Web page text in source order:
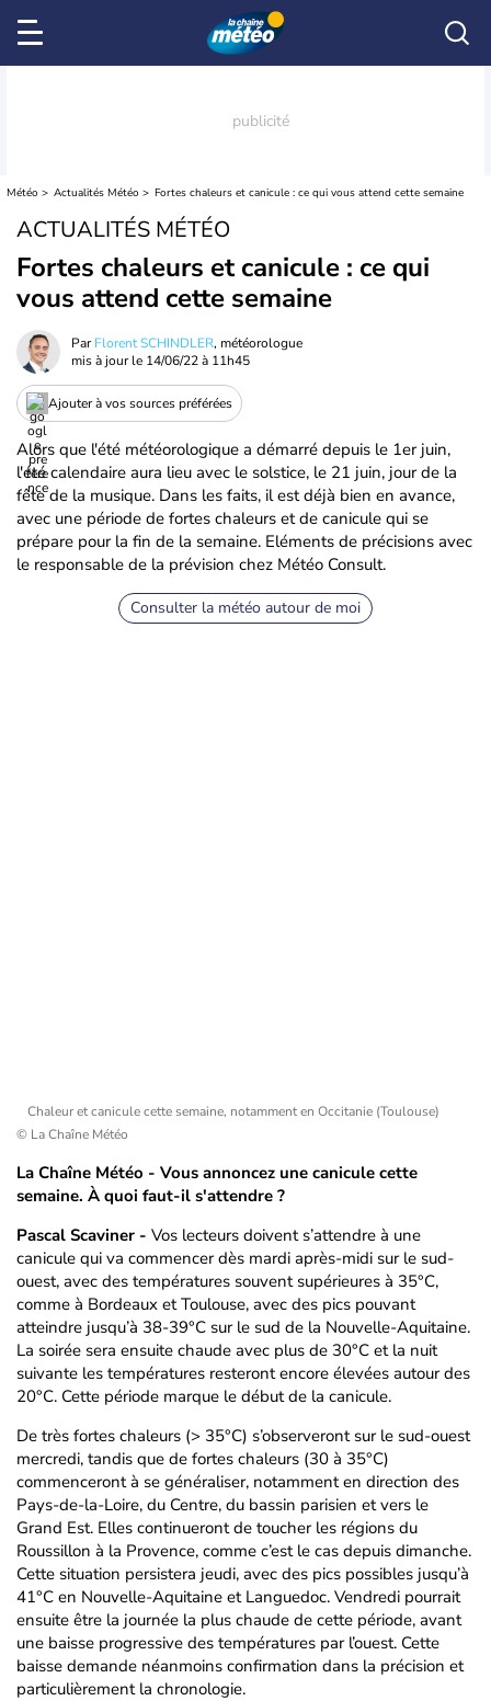
Météo Actualités Météo Fortes chaleurs et canicule : ce qui vous attend cette semaine
ACTUALITÉS MÉTÉO
Fortes chaleurs et canicule : ce qui
vous attend cette semaine
ParFlorent SCHINDLER, météorologue
mis à jour le 14/06/22 à 11h45
Ajouter à vos sources préférées
Alors que l'été météorologique a démarré depuis le 1er juin,
l'été calendaire aura lieu avec le solstice, le 21 juin, jour de la
fête de la musique. Dans les faits, il est déjà bien en avance,
avec une période de fortes chaleurs et de canicule qui se
prépare pour la fin de la semaine. Eléments de précisions avec
le responsable de la prévision chez Météo Consult.
Consulter la météo autour de moi
Chaleur et canicule cette semaine, notamment en Occitanie (Toulouse)
© La Chaîne Météo
La Chaîne Météo - Vous annoncez une canicule cette
semaine. À quoi faut-il s'attendre ?
Pascal Scaviner - Vos lecteurs doivent s’attendre à une
canicule qui va commencer dès mardi après-midi sur le sud-
ouest, avec des températures souvent supérieures à 35°C,
comme à Bordeaux et Toulouse, avec des pics pouvant
atteindre jusqu’à 38-39°C sur le sud de la Nouvelle-Aquitaine.
La soirée sera ensuite chaude avec plus de 30°C et la nuit
suivante les températures resteront encore élevées autour des
20°C. Cette période marque le début de la canicule.
De très fortes chaleurs (> 35°C) s’observeront sur le sud-ouest
mercredi, tandis que de fortes chaleurs (30 à 35°C)
commenceront à se généraliser, notamment en direction des
Pays-de-la-Loire, du Centre, du bassin parisien et vers le
Grand Est. Elles continueront de toucher les régions du
Roussillon à la Provence, comme c’est le cas depuis dimanche.
Cette situation persistera jeudi, avec des pics possibles jusqu’à
41°C en Nouvelle-Aquitaine et Languedoc. Vendredi pourrait
ensuite être la journée la plus chaude de cette période, avant
une baisse progressive des températures par l’ouest. Cette
baisse demande néanmoins confirmation dans la précision et
particulièrement la chronologie.